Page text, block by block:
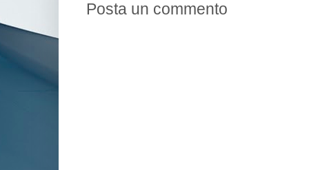
Posta un commento